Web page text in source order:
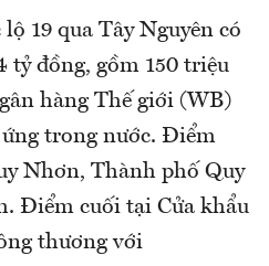
19 qua Tây Nguyên có
tỷ đồng, gồm 150 triệu
hàng Thế giới (WB)
trong nước. Điểm
Nhơn, Thành phố Quy
Điểm cuối tại Cửa khẩu
thương với